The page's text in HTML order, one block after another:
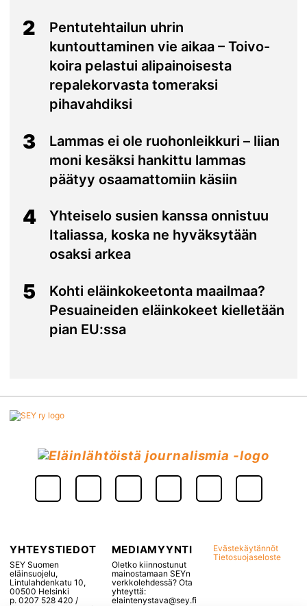
2
Pentutehtailun uhrin
kuntouttaminen vie aikaa – Toivo-
koira pelastui alipainoisesta
repalekorvasta tomeraksi
pihavahdiksi
3
Lammas ei ole ruohonleikkuri – liian
moni kesäksi hankittu lammas
päätyy osaamattomiin käsiin
4
Yhteiselo susien kanssa onnistuu
Italiassa, koska ne hyväksytään
osaksi arkea
5
Kohti eläinkokeetonta maailmaa?
Pesuaineiden eläinkokeet kielletään
pian EU:ssa
YHTEYSTIEDOT
SEY Suomen
eläinsuojelu,
Lintulahdenkatu 10,
00500 Helsinki
p. 0207 528 420 /
MEDIAMYYNTI
Oletko kiinnostunut
mainostamaan SEYn
verkkolehdessä? Ota
yhteyttä:
elaintenystava@sey.fi
Evästekäytännöt
Tietosuojaseloste